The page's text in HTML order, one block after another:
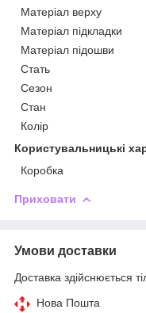
Матеріал верху
Матеріал підкладки
Матеріал підошви
Стать
Сезон
Стан
Колір
Користувальницькі
Коробка
Приховати
Умови доставки
Доставка здійснюється
Нова Пошта